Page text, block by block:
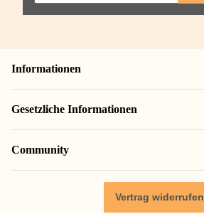
Informationen
Gesetzliche Informationen
Community
Vertrag widerrufen